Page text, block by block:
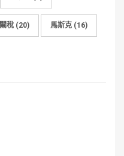
關稅 (20) 馬斯克 (16)